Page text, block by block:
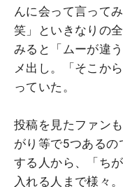
んに会って言って
笑」といきなりの
みると「ムーが違
メ出し。「そこか
っていた。
投稿を見たファン
がり等で5つある
する人から、「ち
入れる人まで様々